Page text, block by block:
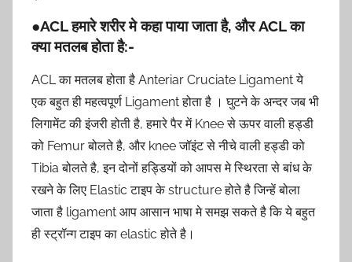
●ACL हमारे शरीर मे कहा पाया जाता है, और ACL का
क्या मतलब होता है:-
ACL का मतलब होता है Anteriar Cruciate Ligament ये
एक बहुत ही महत्वपूर्ण Ligament होता है । घुटने के अन्दर जब भी
लिगामेंट की इंजरी होती है, हमारे पैर में Knee से ऊपर वाली हड्डी
को Femur बोलते है, और knee जॉइंट से नीचे वाली हड्डी को
Tibia बोलते है, इन दोनों हड्डियों को आपस मे स्थिरता से बांध के
रखने के लिए Elastic टाइप के structure होते है जिन्हें बोला
जाता है ligament आप आसान भाषा मे समझ सकते है कि ये बहुत
ही स्ट्रॉन्ग टाइप का elastic होते है।